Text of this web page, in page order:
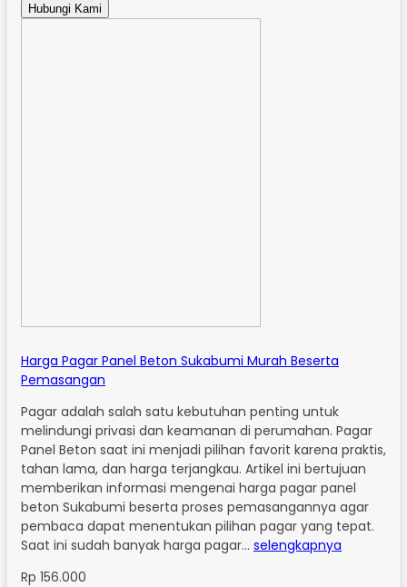
Hubungi Kami
Harga Pagar Panel Beton Sukabumi Murah Beserta
Pemasangan
Pagar adalah salah satu kebutuhan penting untuk
melindungi privasi dan keamanan di perumahan. Pagar
Panel Beton saat ini menjadi pilihan favorit karena praktis,
tahan lama, dan harga terjangkau. Artikel ini bertujuan
memberikan informasi mengenai harga pagar panel
beton Sukabumi beserta proses pemasangannya agar
pembaca dapat menentukan pilihan pagar yang tepat.
Saat ini sudah banyak harga pagar… selengkapnya
Rp 156.000